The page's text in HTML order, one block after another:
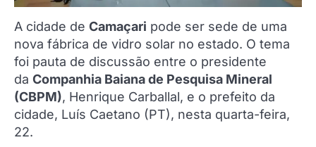
A cidade de Camaçari pode ser sede de uma
nova fábrica de vidro solar no estado. O tema
foi pauta de discussão entre o presidente
da Companhia Baiana de Pesquisa Mineral
(CBPM), Henrique Carballal, e o prefeito da
cidade, Luís Caetano (PT), nesta quarta-feira,
22.